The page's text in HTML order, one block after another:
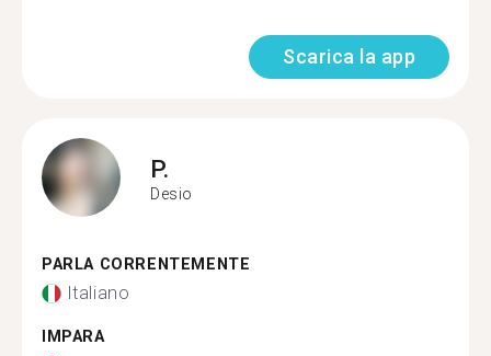
Scarica la app
P.
Desio
PARLA CORRENTEMENTE
Italiano
IMPARA